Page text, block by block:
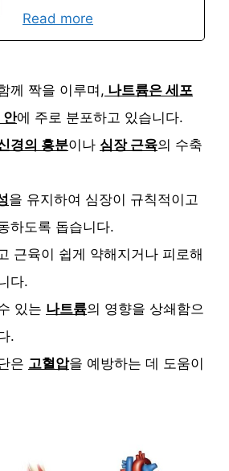
Read more
께 짝을 이루며, 나트륨은 세포
안에 주로 분포하고 있습니다.
경의 흥분이나 심장 근육의 수축
을 유지하여 심장이 규칙적이고
하도록 돕습니다.
근육이 쉽게 약해지거나 피로해
다.
있는 나트륨의 영향을 상쇄함으
.
은 고혈압을 예방하는 데 도움이